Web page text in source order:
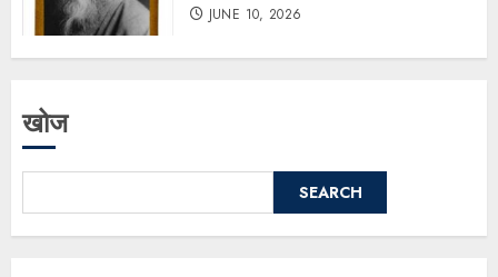
JUNE 10, 2026
खोज
SEARCH